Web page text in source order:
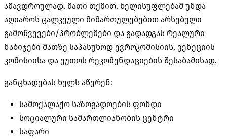
ამავდროულად, მათი თქმით, ხელისუფლებამ უნდა
აღიაროს ცალკეული მიმართულებებით არსებული
გამოწვევები/პრობლემები და გადადგას რეალური
ნაბიჯები მათზე საპასუხოდ ევროკომისიის, ვენეციის
კომისიისა და ეუთოს რეკომენდაციების შესაბამისად.
განცხადებას ხელს აწერენ:
სამოქალაქო საზოგადოების ფონდი
სოციალური სამართლიანობის ცენტრი
საფარი